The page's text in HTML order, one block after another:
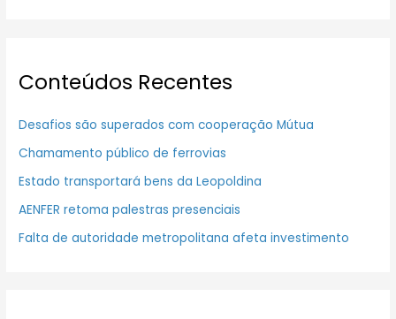
Conteúdos Recentes
Desafios são superados com cooperação Mútua
Chamamento público de ferrovias
Estado transportará bens da Leopoldina
AENFER retoma palestras presenciais
Falta de autoridade metropolitana afeta investimento